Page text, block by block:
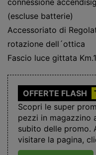
connessione
(escluse batterie)
Accessoriato di
rotazione dell´ottica
Fascio luce gittata
OFFERTE FLASH
Scopri le super
pezzi in magazzino
subito delle promo.
visitare la pagina,